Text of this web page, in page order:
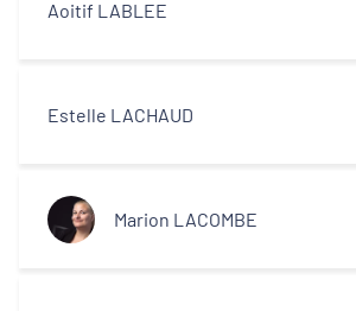
Aoitif LABLEE
Estelle LACHAUD
Marion LACOMBE